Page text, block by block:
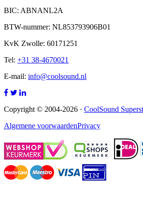
BIC: ABNANL2A
BTW-nummer: NL853793906B01
KvK Zwolle: 60171251
Tel: +31 38-4670021
E-mail: info@coolsound.nl
Copyright © 2004-2026 · CoolSound
Algemene voorwaardenPrivacy